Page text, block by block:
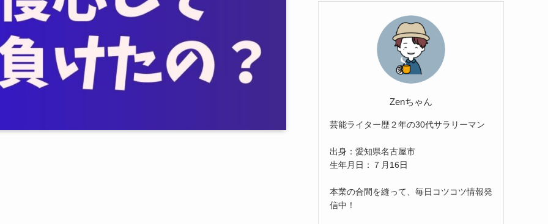
Zenちゃん
芸能ライター歴２年の30代サラリーマン
出身：愛知県名古屋市
生年月日：７月16日
本業の合間を縫って、毎日コツコツ情報発
信中！